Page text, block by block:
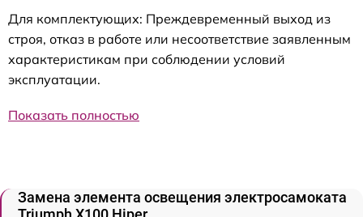
Для комплектующих: Преждевременный выход из
строя, отказ в работе или несоответствие заявленным
характеристикам при соблюдении условий
эксплуатации.
Показать полностью
Замена элемента освещения электросамоката